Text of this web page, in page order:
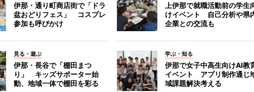
伊那・通り町商店街で「ドラ
盆おどりフェス」 コスプレ
参加も呼びかけ
上伊那で就職活動前の学生
けイベント 自己分析や県
企業との交流も
見る・遊ぶ
伊那・長谷で「棚田まつ
り」 キッズサポーター始
動、地域一体で棚田を彩る
学ぶ・知る
伊那で女子中高生向けAI教
イベント アプリ制作通じ
域課題解決考える